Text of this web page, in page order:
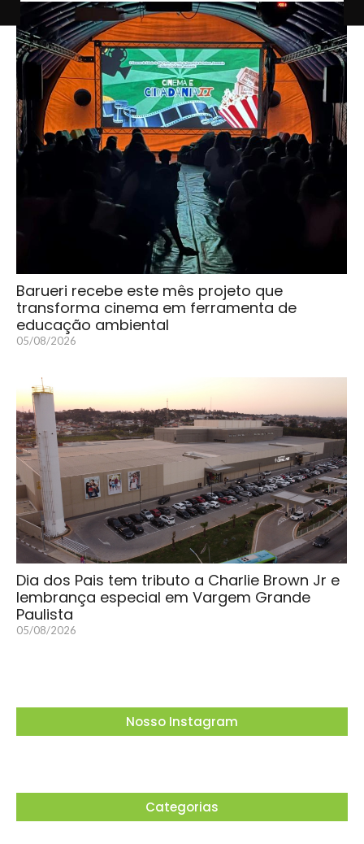
Barueri recebe este mês projeto que
transforma cinema em ferramenta de
educação ambiental
05/08/2026
Dia dos Pais tem tributo a Charlie Brown Jr e
lembrança especial em Vargem Grande
Paulista
05/08/2026
Nosso Instagram
Categorias